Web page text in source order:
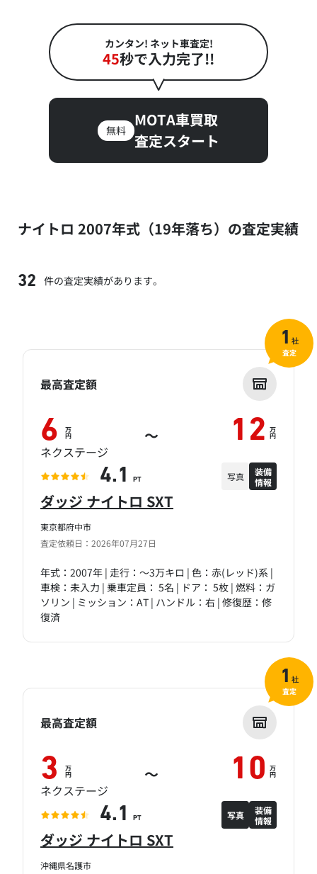
カンタン! ネット車査定!
45秒で入力完了!!
無料
MOTA車買取
査定スタート
ナイトロ 2007年式（19年落ち）の査定実績
32 件の査定実績があります。
東京都府中市
査定依頼日：2026年07月27日
ダッジ ナイトロ SXT
年式：2007年 | 走行：～3万キロ | 色：赤(レッド)系 |
車検：未入力 | 乗車定員： 5名 | ドア： 5枚 | 燃料：ガ
ソリン | ミッション：AT | ハンドル：右 | 修復歴：修
復済
最高査定額
6 万
円 ～ 12 万
円
ネクステージ
4.1 PT 写真
装備
情報
1 社
査定
沖縄県名護市
ダッジ ナイトロ SXT
最高査定額
3 万
円 ～ 10 万
円
ネクステージ
4.1 PT 写真
装備
情報
1 社
査定